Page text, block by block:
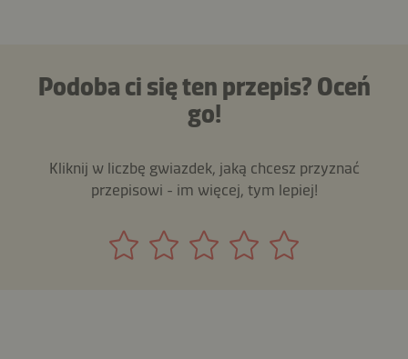
Podoba ci się ten przepis? Oceń
go!
Kliknij w liczbę gwiazdek, jaką chcesz przyznać
przepisowi - im więcej, tym lepiej!